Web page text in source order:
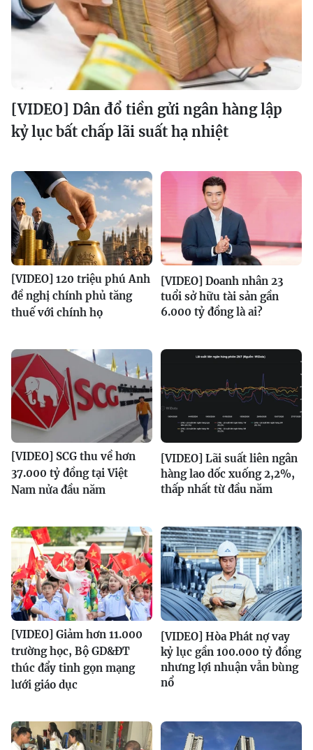
[VIDEO] Dân đổ tiền gửi ngân hàng lập
kỷ lục bất chấp lãi suất hạ nhiệt
[VIDEO] 120 triệu phú Anh
đề nghị chính phủ tăng
thuế với chính họ
[VIDEO] Doanh nhân 23
tuổi sở hữu tài sản gần
6.000 tỷ đồng là ai?
[VIDEO] SCG thu về hơn
37.000 tỷ đồng tại Việt
Nam nửa đầu năm
[VIDEO] Lãi suất liên ngân
hàng lao dốc xuống 2,2%,
thấp nhất từ đầu năm
[VIDEO] Giảm hơn 11.000
trường học, Bộ GD&ĐT
thúc đẩy tinh gọn mạng
lưới giáo dục
[VIDEO] Hòa Phát nợ vay
kỷ lục gần 100.000 tỷ đồng
nhưng lợi nhuận vẫn bùng
nổ